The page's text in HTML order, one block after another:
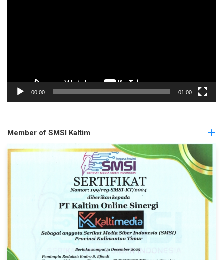
00:00 01:00
Member of SMSI Kaltim